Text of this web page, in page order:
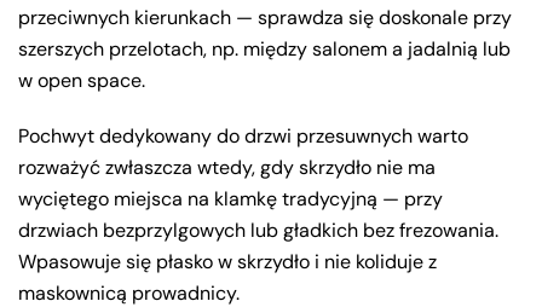
przeciwnych kierunkach — sprawdza się doskonale przy
szerszych przelotach, np. między salonem a jadalnią lub
w open space.
Pochwyt dedykowany do drzwi przesuwnych warto
rozważyć zwłaszcza wtedy, gdy skrzydło nie ma
wyciętego miejsca na klamkę tradycyjną — przy
drzwiach bezprzylgowych lub gładkich bez frezowania.
Wpasowuje się płasko w skrzydło i nie koliduje z
maskownicą prowadnicy.